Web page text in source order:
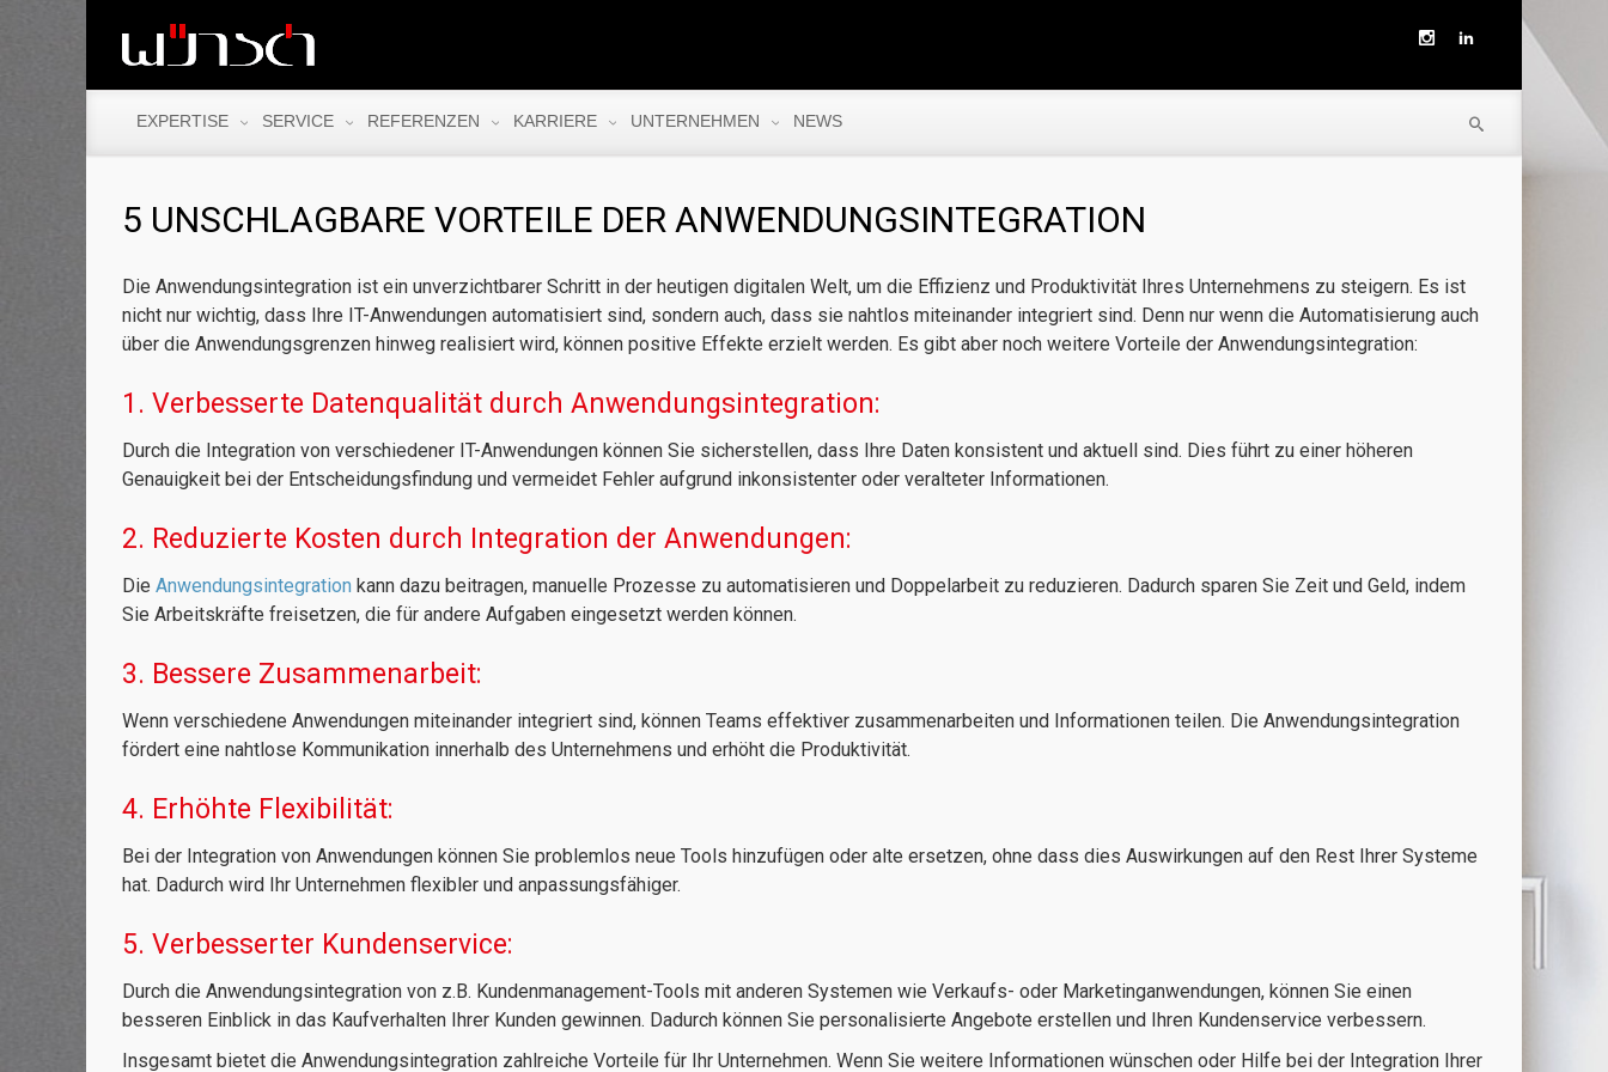
EXPERTISE SERVICE REFERENZEN KARRIERE UNTERNEHMEN NEWS
5 UNSCHLAGBARE VORTEILE DER ANWENDUNGSINTEGRATION
Die Anwendungsintegration ist ein unverzichtbarer Schritt in der heutigen digitalen Welt, um die Effizienz und Produktivität Ihres Unternehmens zu steigern. Es ist
nicht nur wichtig, dass Ihre IT-Anwendungen automatisiert sind, sondern auch, dass sie nahtlos miteinander integriert sind. Denn nur wenn die Automatisierung auch
über die Anwendungsgrenzen hinweg realisiert wird, können positive Effekte erzielt werden. Es gibt aber noch weitere Vorteile der Anwendungsintegration:
1. Verbesserte Datenqualität durch Anwendungsintegration:
Durch die Integration von verschiedener IT-Anwendungen können Sie sicherstellen, dass Ihre Daten konsistent und aktuell sind. Dies führt zu einer höheren
Genauigkeit bei der Entscheidungsfindung und vermeidet Fehler aufgrund inkonsistenter oder veralteter Informationen.
2. Reduzierte Kosten durch Integration der Anwendungen:
Die Anwendungsintegration kann dazu beitragen, manuelle Prozesse zu automatisieren und Doppelarbeit zu reduzieren. Dadurch sparen Sie Zeit und Geld, indem
Sie Arbeitskräfte freisetzen, die für andere Aufgaben eingesetzt werden können.
3. Bessere Zusammenarbeit:
Wenn verschiedene Anwendungen miteinander integriert sind, können Teams effektiver zusammenarbeiten und Informationen teilen. Die Anwendungsintegration
fördert eine nahtlose Kommunikation innerhalb des Unternehmens und erhöht die Produktivität.
4. Erhöhte Flexibilität:
Bei der Integration von Anwendungen können Sie problemlos neue Tools hinzufügen oder alte ersetzen, ohne dass dies Auswirkungen auf den Rest Ihrer Systeme
hat. Dadurch wird Ihr Unternehmen flexibler und anpassungsfähiger.
5. Verbesserter Kundenservice:
Durch die Anwendungsintegration von z.B. Kundenmanagement-Tools mit anderen Systemen wie Verkaufs- oder Marketinganwendungen, können Sie einen
besseren Einblick in das Kaufverhalten Ihrer Kunden gewinnen. Dadurch können Sie personalisierte Angebote erstellen und Ihren Kundenservice verbessern.
Insgesamt bietet die Anwendungsintegration zahlreiche Vorteile für Ihr Unternehmen. Wenn Sie weitere Informationen wünschen oder Hilfe bei der Integration Ihrer